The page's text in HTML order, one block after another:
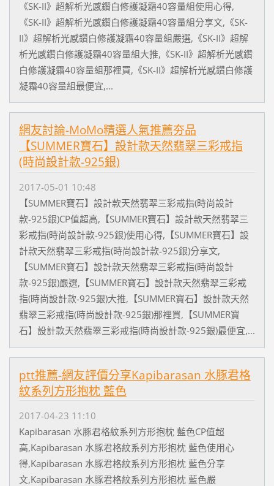
《SK-II》超解析光感鑽白修護凝霜40容量組使用心得,
《SK-II》超解析光感鑽白修護凝霜40容量組分享文,《SK-
II》超解析光感鑽白修護凝霜40容量組嚴選,《SK-II》超解
析光感鑽白修護凝霜40容量組大推,《SK-II》超解析光感鑽
白修護凝霜40容量組那裡買,《SK-II》超解析光感鑽白修護
凝霜40容量組最便宜,...
網友討論-MoMo精選人氣推薦夯品
【SUMMER寶石】設計款天然翡翠三彩戒指
(時尚設計款-925銀)
2017-05-01 10:48
【SUMMER寶石】設計款天然翡翠三彩戒指(時尚設計
款-925銀)CP值超高,【SUMMER寶石】設計款天然翡翠三
彩戒指(時尚設計款-925銀)使用心得,【SUMMER寶石】設
計款天然翡翠三彩戒指(時尚設計款-925銀)分享文,
【SUMMER寶石】設計款天然翡翠三彩戒指(時尚設計
款-925銀)嚴選,【SUMMER寶石】設計款天然翡翠三彩戒
指(時尚設計款-925銀)大推,【SUMMER寶石】設計款天然
翡翠三彩戒指(時尚設計款-925銀)那裡買,【SUMMER寶
石】設計款天然翡翠三彩戒指(時尚設計款-925銀)最便宜,...
ptt推薦-網友評價分享Kapibarasan 水豚君格
紋系列方形抱枕 藍色
2017-04-23 11:10
Kapibarasan 水豚君格紋系列方形抱枕 藍色CP值超
高,Kapibarasan 水豚君格紋系列方形抱枕 藍色使用心
得,Kapibarasan 水豚君格紋系列方形抱枕 藍色分享
文,Kapibarasan 水豚君格紋系列方形抱枕 藍色嚴